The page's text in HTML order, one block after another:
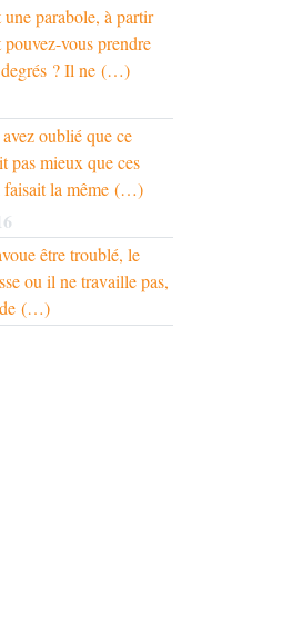
une parabole, à partir
vous prendre
degrés ? Il ne (…)
oublié que ce
pas mieux que ces
faisait la même (…)
être troublé, le
ou il ne travaille pas,
de (…)